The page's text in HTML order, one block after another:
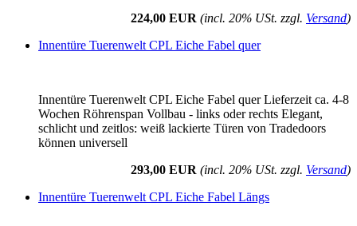
224,00 EUR (incl. 20% USt. zzgl. Versand)
Innentüre Tuerenwelt CPL Eiche Fabel quer
Innentüre Tuerenwelt CPL Eiche Fabel quer Lieferzeit ca. 4-8
Wochen Röhrenspan Vollbau - links oder rechts Elegant,
schlicht und zeitlos: weiß lackierte Türen von Tradedoors
können universell
293,00 EUR (incl. 20% USt. zzgl. Versand)
Innentüre Tuerenwelt CPL Eiche Fabel Längs